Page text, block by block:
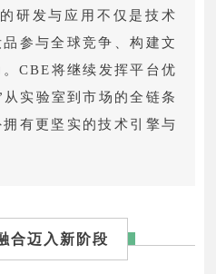
研发与应用不仅是技术
参与全球竞争、构建文
CBE将继续发挥平台优
实验室到市场的全链条
有更坚实的技术引擎与
合迈入新阶段